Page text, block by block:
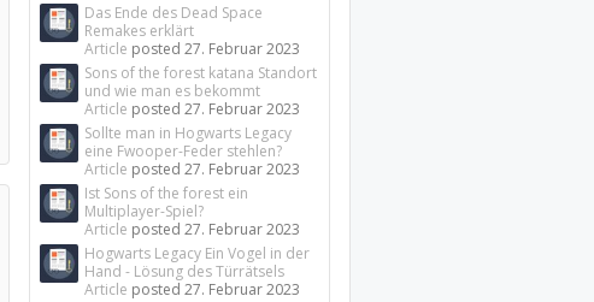
Das Ende des Dead Space
Remakes erklärt
Article posted27. Februar 2023
Sons of the forest katana Standort
und wie man es bekommt
Article posted27. Februar 2023
Sollte man in Hogwarts Legacy
eine Fwooper-Feder stehlen?
Article posted27. Februar 2023
Ist Sons of the forest ein
Multiplayer-Spiel?
Article posted27. Februar 2023
Hogwarts Legacy Ein Vogel in der
Hand - Lösung des Türrätsels
Article posted27. Februar 2023